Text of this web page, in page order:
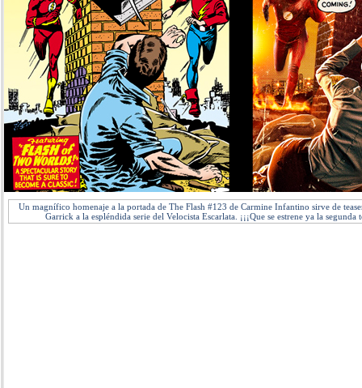
Un magnífico homenaje a la portada de The Flash #123 de Carmine Infantino sirve de
Garrick a la espléndida serie del Velocista Escarlata. ¡¡¡Que se estrene ya la